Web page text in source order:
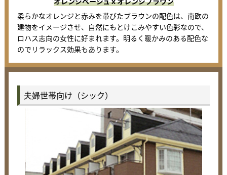
柔らかなオレンジと赤みを帯びたブラウンの配色は、南欧の
建物をイメージさせ、自然にもとけこみやすい色彩なので、
ロハス志向の女性に好まれます。明るく暖かみのある配色な
のでリラックス効果もあります。
夫婦世帯向け（シック）